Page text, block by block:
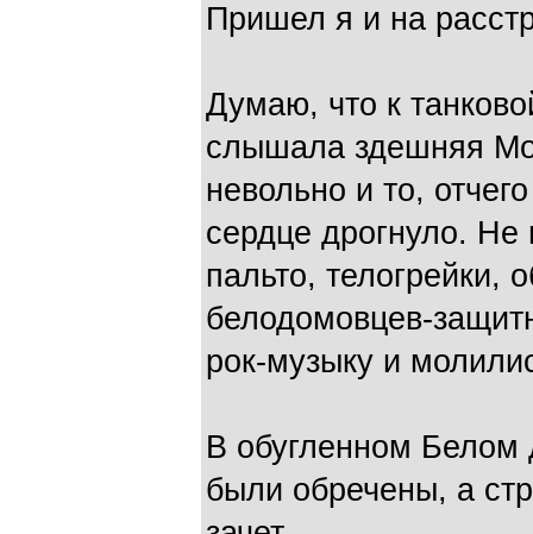
Пришел я и на
Думаю, что к
слышала здешняя
невольно и то,
сердце дрогнуло.
пальто, телогрейки,
белодомовцев-
рок-музыку и
В обугленном
были обречены, а